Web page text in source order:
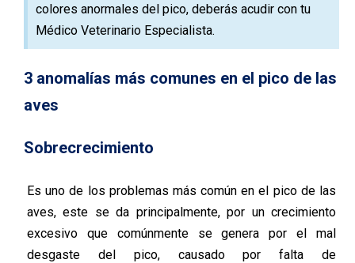
colores anormales del pico, deberás acudir con tu
Médico Veterinario Especialista.
3 anomalías más comunes en el pico de las
aves
Sobrecrecimiento
Es uno de los problemas más común en el pico de las
aves, este se da principalmente, por un crecimiento
excesivo que comúnmente se genera por el mal
desgaste del pico, causado por falta de